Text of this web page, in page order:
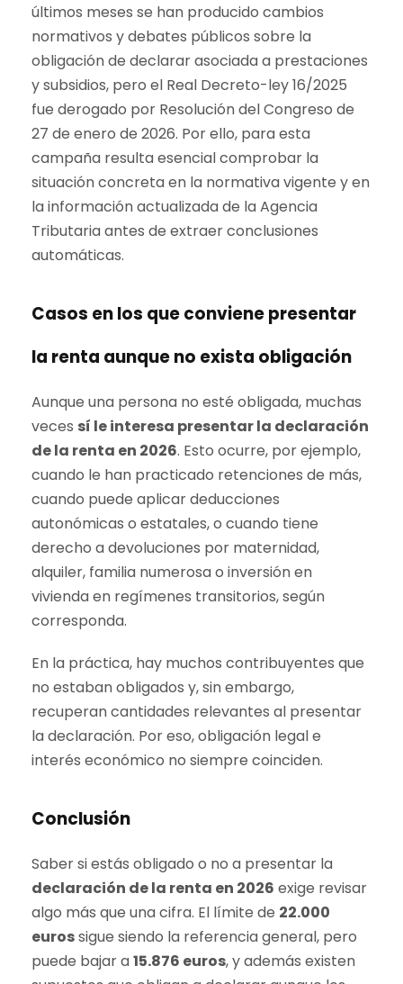
últimos meses se han producido cambios
normativos y debates públicos sobre la
obligación de declarar asociada a prestaciones
y subsidios, pero el Real Decreto-ley 16/2025
fue derogado por Resolución del Congreso de
27 de enero de 2026. Por ello, para esta
campaña resulta esencial comprobar la
situación concreta en la normativa vigente y en
la información actualizada de la Agencia
Tributaria antes de extraer conclusiones
automáticas.
Casos en los que conviene presentar
la renta aunque no exista obligación
Aunque una persona no esté obligada, muchas
veces sí le interesa presentar la declaración
de la renta en 2026. Esto ocurre, por ejemplo,
cuando le han practicado retenciones de más,
cuando puede aplicar deducciones
autonómicas o estatales, o cuando tiene
derecho a devoluciones por maternidad,
alquiler, familia numerosa o inversión en
vivienda en regímenes transitorios, según
corresponda.
En la práctica, hay muchos contribuyentes que
no estaban obligados y, sin embargo,
recuperan cantidades relevantes al presentar
la declaración. Por eso, obligación legal e
interés económico no siempre coinciden.
Conclusión
Saber si estás obligado o no a presentar la
declaración de la renta en 2026 exige revisar
algo más que una cifra. El límite de 22.000
eurossigue siendo la referencia general, pero
puede bajar a15.876 euros, y además existen